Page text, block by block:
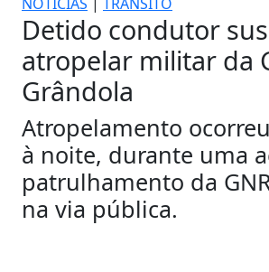
Detido condutor
atropelar militar da
Grândola
Atropelamento
à noite, durante uma
patrulhamento da
na via pública.